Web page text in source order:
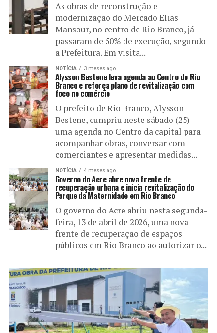
As obras de reconstrução e
modernização do Mercado Elias
Mansour, no centro de Rio Branco, já
passaram de 50% de execução, segundo
a Prefeitura. Em visita...
NOTÍCIA 3 meses ago
Alysson Bestene leva agenda ao Centro de Rio
Branco e reforça plano de revitalização com
foco no comércio
O prefeito de Rio Branco, Alysson
Bestene, cumpriu neste sábado (25)
uma agenda no Centro da capital para
acompanhar obras, conversar com
comerciantes e apresentar medidas...
NOTÍCIA 4 meses ago
Governo do Acre abre nova frente de
recuperação urbana e inicia revitalização do
Parque da Maternidade em Rio Branco
O governo do Acre abriu nesta segunda-
feira, 13 de abril de 2026, uma nova
frente de recuperação de espaços
públicos em Rio Branco ao autorizar o...